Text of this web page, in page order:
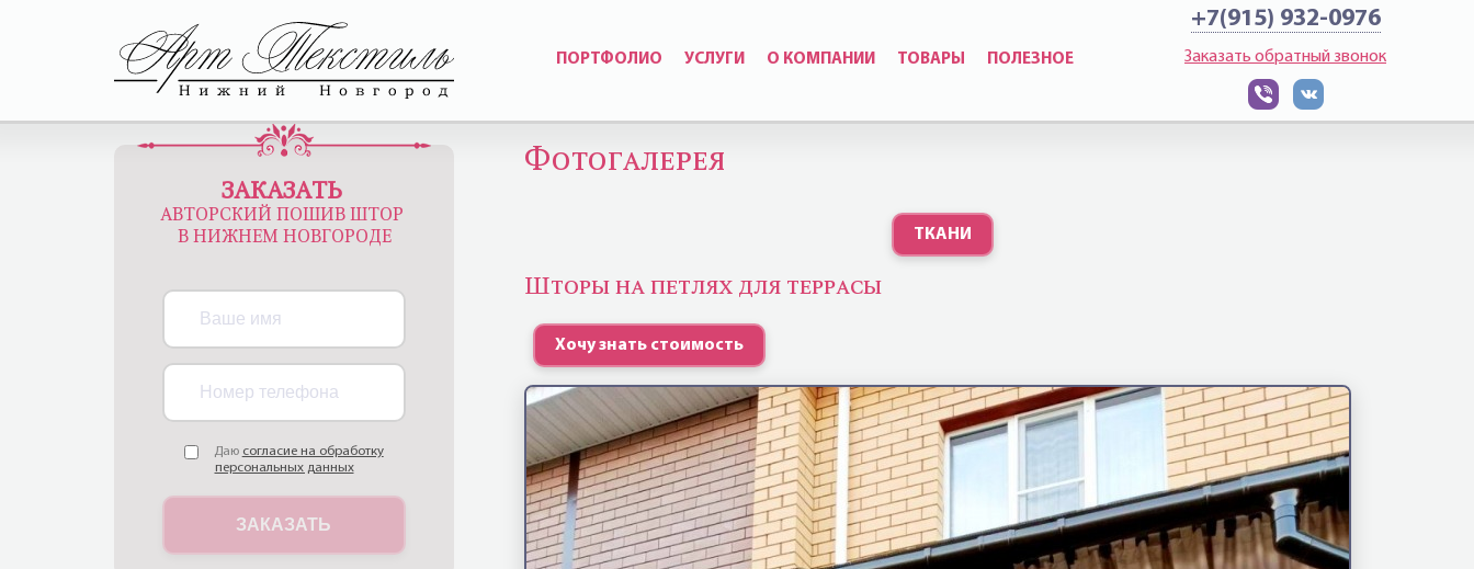
ПОРТФОЛИО УСЛУГИ О КОМПАНИИ ТОВАРЫ ПОЛЕЗНОЕ
+7(915) 932-0976
Заказать обратный звонок
Фотогалерея
ТКАНИ
Шторы на петлях для террасы
Хочу знать стоимость
ЗАКАЗАТЬ
АВТОРСКИЙ ПОШИВ ШТОР
В НИЖНЕМ НОВГОРОДЕ
Даю согласие на обработку
персональных данных
ЗАКАЗАТЬ